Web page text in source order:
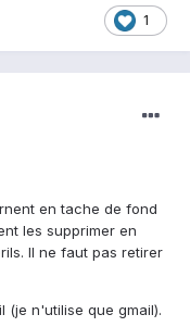
1
en tache de fond
les supprimer en
Il ne faut pas retirer
(je n'utilise que gmail).